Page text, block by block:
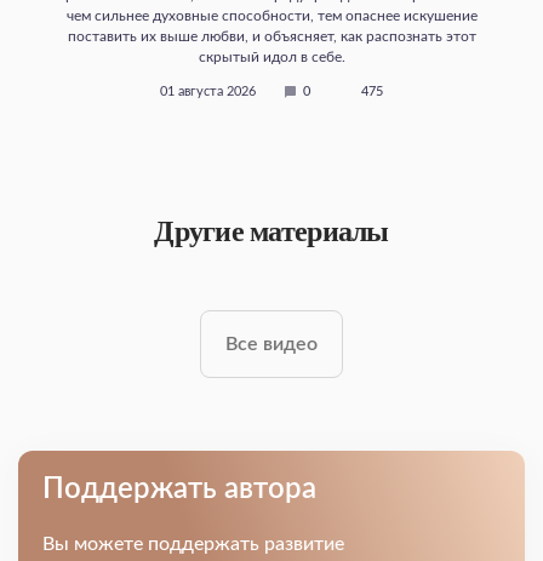
чем сильнее духовные способности, тем опаснее искушение
поставить их выше любви, и объясняет, как распознать этот
скрытый идол в себе.
01 августа 2026 0 475
Другие материалы
Все видео
Поддержать автора
Вы можете поддержать развитие